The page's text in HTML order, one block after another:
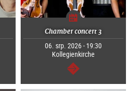
Chamber concert 3
06. srp. 2026 - 19:30
Kollegienkirche
continue